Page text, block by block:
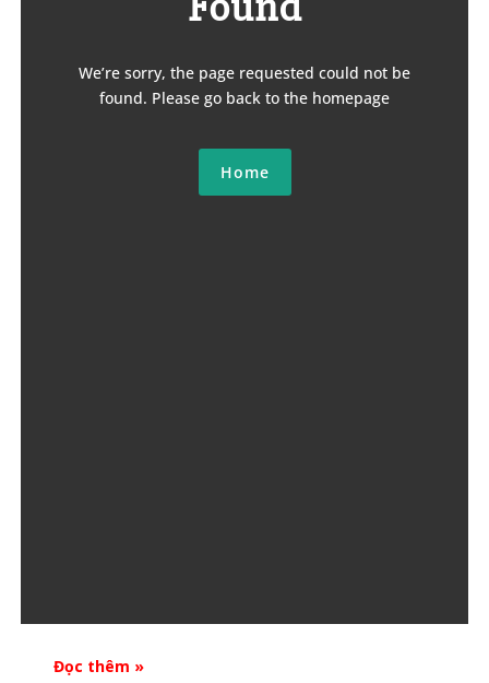
Đọc thêm »